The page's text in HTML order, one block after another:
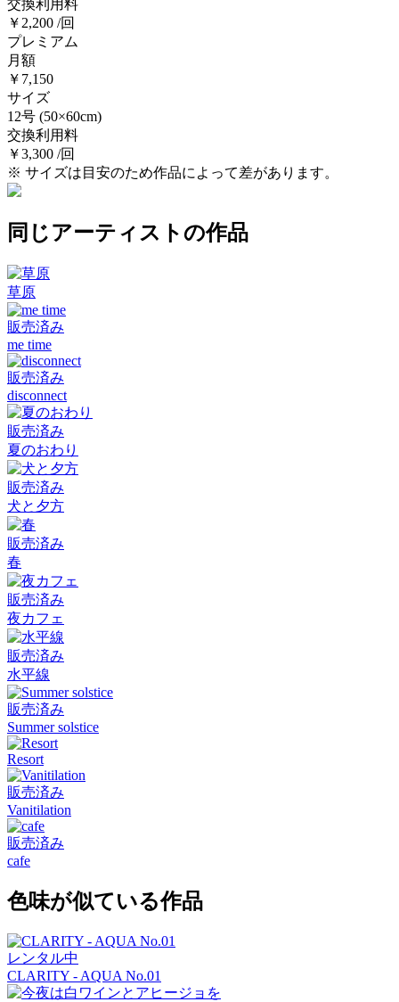
交換利用料
￥2,200 /回
プレミアム
月額
￥7,150
サイズ
12号 (50×60cm)
交換利用料
￥3,300 /回
※ サイズは目安のため作品によって差があります。
同じアーティストの作品
草原
販売済み
me time
販売済み
disconnect
販売済み
夏のおわり
販売済み
犬と夕方
販売済み
春
販売済み
夜カフェ
販売済み
水平線
販売済み
Summer solstice
Resort
販売済み
Vanitilation
販売済み
cafe
色味が似ている作品
レンタル中
CLARITY - AQUA No.01